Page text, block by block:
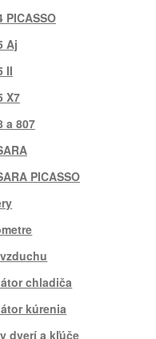
PICASSO
Aj
II
X7
a 807
PICASSO
chladiča
kúrenia
dverí a kľúče